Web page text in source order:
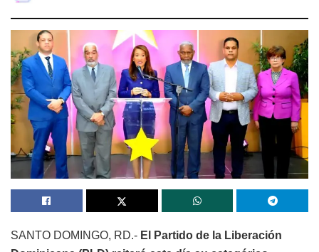
SANTO DOMINGO, RD.- El Partido de la Liberación